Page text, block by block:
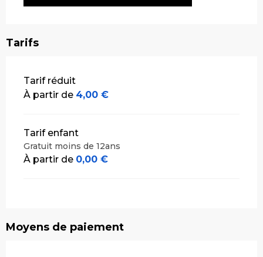
Tarifs
Tarifs 2026
Tarif réduit
À partir de 4,00 €
Tarif enfant
Gratuit moins de 12ans
À partir de 0,00 €
Moyens de paiement